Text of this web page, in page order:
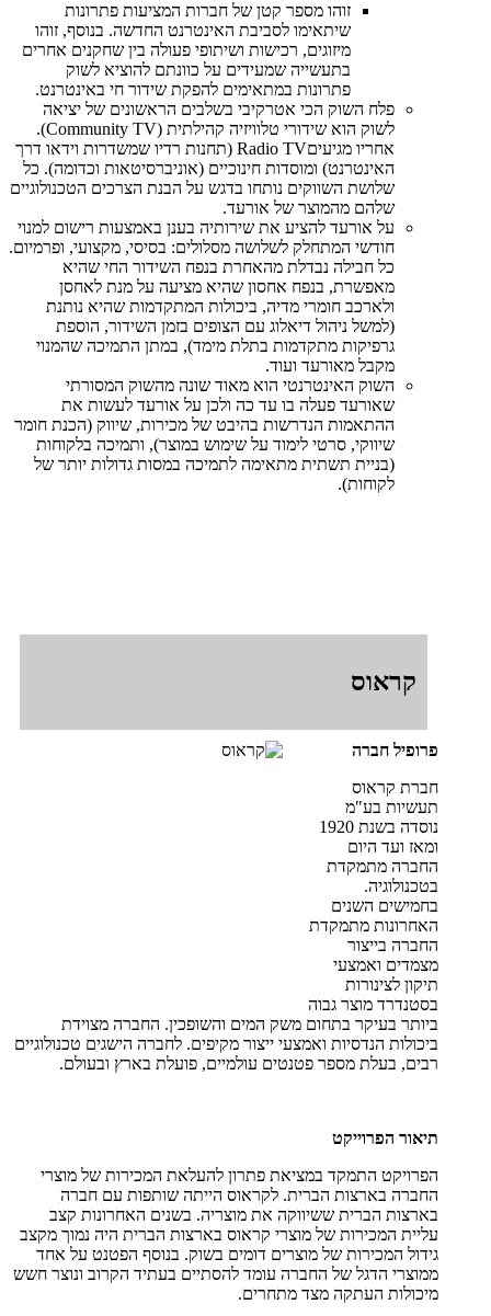
זוהו מספר קטן של חברות המציעות פתרונות
שיתאימו לסביבת האינטרנט החדשה. בנוסף, זוהו
מיזוגים, רכישות ושיתופי פעולה בין שחקנים אחרים
בתעשייה שמעידים על כוונתם להוציא לשוק
פתרונות במתאימים להפקת שידור חי באינטרנט.
פלח השוק הכי אטרקיבי בשלבים הראשונים של יציאה
לשוק הוא שידורי טלוויזיה קהילתית Community TV)
).
אחריו מגיעיםRadio TV (תחנות רדיו שמשדרות וידאו דרך
האינטרנט) ומוסדות חינוכיים (אוניברסיטאות וכדומה). כל
שלושת השווקים נותחו בדגש על הבנת הצרכים הטכנולוגיים
שלהם מהמוצר של אורעד.
על אורעד להציע את שירותיה בענן באמצעות רישום למנוי
חודשי המתחלק לשלושה מסלולים: בסיסי, מקצועי, ופרמיום.
כל חבילה נבדלת מהאחרת בנפח השידור החי שהיא
מאפשרת, בנפח אחסון שהיא מציעה על מנת לאחסן
ולארכב חומרי מדיה, ביכולות המתקדמות שהיא נותנת
(למשל ניהול דיאלוג עם הצופים בזמן השידור, הוספת
גרפיקות מתקדמות בתלת מימד), במתן התמיכה שהמנוי
מקבל מאורעד ועוד.
השוק האינטרנטי הוא מאוד שונה מהשוק המסורתי
שאורעד פעלה בו עד כה ולכן על אורעד לעשות את
ההתאמות הנדרשות בהיבט של מכירות, שיווק (הכנת חומר
שיווקי, סרטי לימוד על שימוש במוצר), ותמיכה בלקוחות
(בניית תשתית מתאימה לתמיכה במסות גדולות יותר של
לקוחות).
קראוס
פרופיל חברה
חברת קראוס
תעשיות בע"מ
נוסדה בשנת 1920
ומאז ועד היום
החברה מתמקדת
בטכנולוגיה.
בחמישים השנים
האחרונות מתמקדת
החברה בייצור
מצמדים ואמצעי
תיקון לצינורות
בסטנדרד מוצר גבוה
ביותר בעיקר בתחום משק המים והשופכין. החברה מצוידת
ביכולות הנדסיות ואמצעי ייצור מקיפים. לחברה הישגים טכנולוגיים
רבים, בעלת מספר פטנטים עולמיים, פועלת בארץ ובעולם.
תיאור הפרוייקט
הפרויקט התמקד במציאת פתרון להעלאת המכירות של מוצרי
החברה בארצות הברית. לקראוס הייתה שותפות עם חברה
בארצות הברית ששיווקה את מוצריה. בשנים האחרונות קצב
עליית המכירות של מוצרי קראוס בארצות הברית היה נמוך מקצב
גידול המכירות של מוצרים דומים בשוק. בנוסף הפטנט על אחד
ממוצרי הדגל של החברה עומד להסתיים בעתיד הקרוב ונוצר חשש
מיכולות העתקה מצד מתחרים.